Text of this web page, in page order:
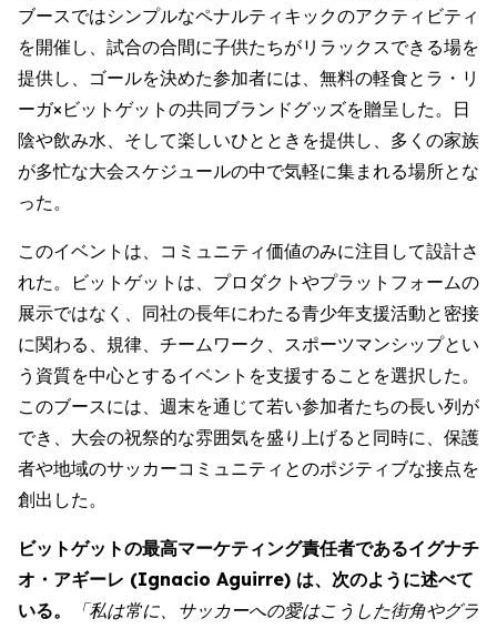
ブースではシンプルなペナルティキックのアクティビティ
を開催し、試合の合間に子供たちがリラックスできる場を
提供し、ゴールを決めた参加者には、無料の軽食とラ・リ
ーガ×ビットゲットの共同ブランドグッズを贈呈した。日
陰や飲み水、そして楽しいひとときを提供し、多くの家族
が多忙な大会スケジュールの中で気軽に集まれる場所とな
った。
このイベントは、コミュニティ価値のみに注目して設計さ
れた。ビットゲットは、プロダクトやプラットフォームの
展示ではなく、同社の長年にわたる青少年支援活動と密接
に関わる、規律、チームワーク、スポーツマンシップとい
う資質を中心とするイベントを支援することを選択した。
このブースには、週末を通じて若い参加者たちの長い列が
でき、大会の祝祭的な雰囲気を盛り上げると同時に、保護
者や地域のサッカーコミュニティとのポジティブな接点を
創出した。
ビットゲットの最高マーケティング責任者であるイグナチ
オ・アギーレ (Ignacio Aguirre) は、次のように述べて
いる。
「私は常に、サッカーへの愛はこうした街角やグラ